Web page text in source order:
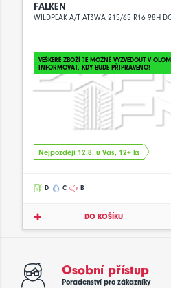
FALKEN
WILDPEAK A/T AT3WA 215/65 R16 98H
VEŠKERÉ ZBOŽÍ JE MOŽNÉ VYZVEDOUT V
INFORMOVAT, KDY BUDE PŘIPRAVENO!
Nejpozději 12.8. u Vás, 12+ ks
D C B
DO KOŠÍKU
Osobní přístup
Poradenství pro zákazníky